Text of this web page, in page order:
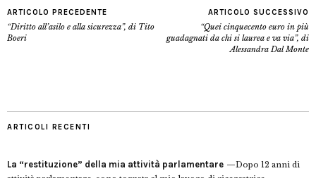
ARTICOLO PRECEDENTE
“Diritto all’asilo e alla sicurezza”, di Tito
Boeri
ARTICOLO SUCCESSIVO
“Quei cinquecento euro in più
guadagnati da chi si laurea e va via”, di
Alessandra Dal Monte
ARTICOLI RECENTI
La “restituzione” della mia attività parlamentare
Dopo 12 anni di